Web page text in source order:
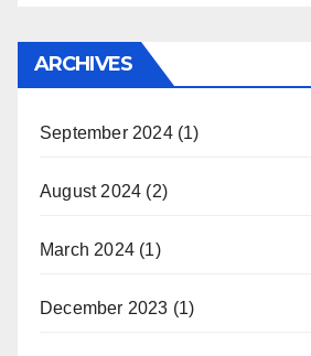
ARCHIVES
September 2024(1)
August 2024 (2)
March 2024 (1)
December 2023 (1)